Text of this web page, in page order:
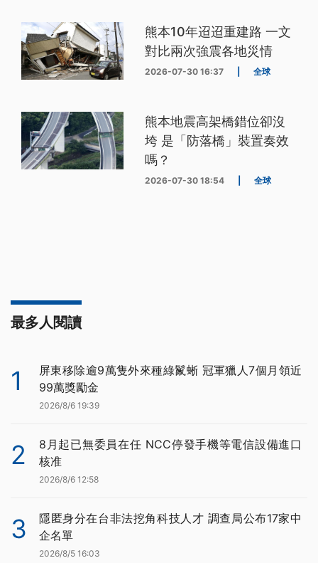
熊本10年迢迢重建路 一文
對比兩次強震各地災情
2026-07-30 16:37 全球
熊本地震高架橋錯位卻沒
垮 是「防落橋」裝置奏效
嗎？
2026-07-30 18:54 全球
最多人閱讀
1
屏東移除逾9萬隻外來種綠鬣蜥 冠軍獵人7個月領近
99萬獎勵金
2026/8/6 19:39
2
8月起已無委員在任 NCC停發手機等電信設備進口
核准
2026/8/6 12:58
3
隱匿身分在台非法挖角科技人才 調查局公布17家中
企名單
2026/8/5 16:03